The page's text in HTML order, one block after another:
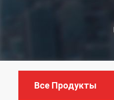
Все Продукты